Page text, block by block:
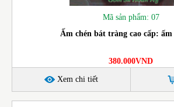
Mã sản phẩm: 07
Ấm chén bát tràng cao cấp:
380.000VND
Xem chi tiết